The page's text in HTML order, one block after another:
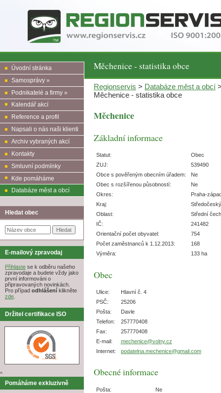
Měchenice - statistika obce
Úvodní stránka
Samosprávy »
Podnikatelé a firmy »
Kalendář akcí
Reference a profil
Napsali o nás naši klienti
Archiv vybraných akcí
Kontakty
Smluvní podmínky
Kde pomáháme
Databáze měst a obcí
Hledat obec
E-mailový zpravodaj
Přihlaste se k odběru našeho
zpravodaje a budete vždy jako
první informováni o
připravovaných novinkách.
Pro případ odhlášení klikněte
zde.
Držitel certifikace ISO
^
Pomáháme exkluzivně
Regionservis > Databáze měst a obcí
Měchenice - statistika obce
Měchenice
Základní informace
Statut:
Obec
ZUJ:
539490
Obce s pověřeným obecním úřadem:
Ne
Obec s rozšířenou působností:
Ne
Okres:
Praha-
Kraj:
Středočeský
Oblast:
Střední
IČ:
241482
Orientační počet obyvatel:
754
Počet zaměstnanců k 1.12.2013:
168
Výměra:
133 ha
Obec
Ulice:
Hlavní č. 4
PSČ:
25206
Pošta:
Davle
Telefon:
257770408
Fax:
257770408
E-mail:
mechenice@volny.cz
Internet:
podatelna.mechenice@gmail.com
Obecné informace
Pošta:
Ne